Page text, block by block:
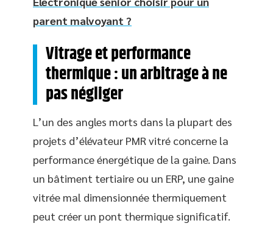
parent malvoyant ?
Vitrage et performance
thermique : un arbitrage à ne
pas négliger
L’un des angles morts dans la plupart des
projets d’élévateur PMR vitré concerne la
performance énergétique de la gaine. Dans
un bâtiment tertiaire ou un ERP, une gaine
vitrée mal dimensionnée thermiquement
peut créer un pont thermique significatif.